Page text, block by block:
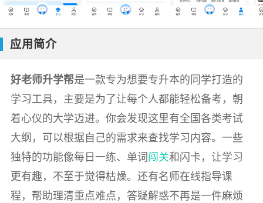
应用简介
好老师升学帮是一款专为想要专升本的同学打造的
学习工具，主要是为了让每个人都能轻松备考，朝
着心仪的大学迈进。你会发现这里有全国各类考试
大纲，可以根据自己的需求来查找学习内容。一些
独特的功能像每日一练、单词闯关和闪卡，让学习
更有趣，不至于觉得枯燥。还有名师在线指导课
程，帮助理清重点难点，答疑解惑不再是一件麻烦